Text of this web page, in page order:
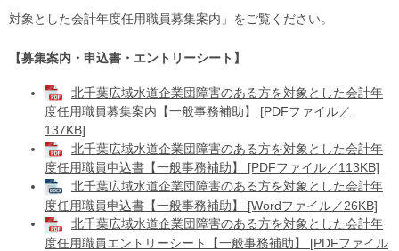
対象とした会計年度任用職員募集案内」をご覧ください。
【募集案内・申込書・エントリーシート​】
北千葉広域水道企業団障害のある方を対象とした会計年
度任用職員募集案内【一般事務補助】 [PDFファイル／
137KB]
北千葉広域水道企業団障害のある方を対象とした会計年
度任用職員申込書【一般事務補助】 [PDFファイル／113KB]
北千葉広域水道企業団障害のある方を対象とした会計年
度任用職員申込書【一般事務補助】 [Wordファイル／26KB]
北千葉広域水道企業団障害のある方を対象とした会計年
度任用職員エントリーシート【一般事務補助】 [PDFファイル